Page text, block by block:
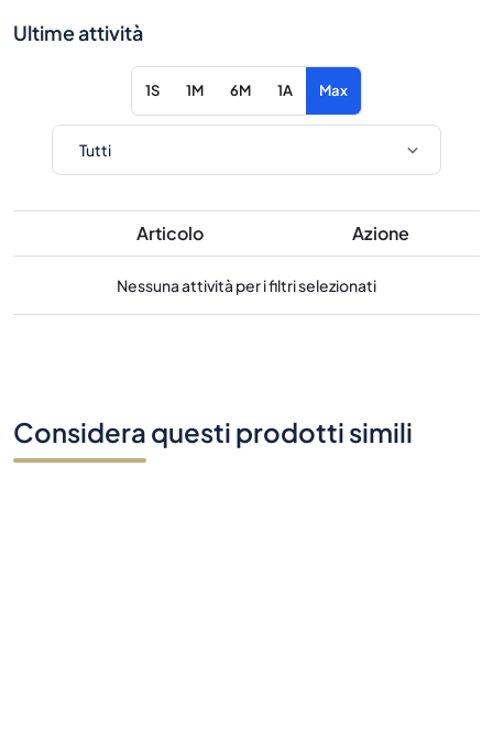
Ultime attività
1S 1M 6M 1A Max
Articolo Azione
Nessuna attività per i filtri selezionati
Considera questi prodotti simili